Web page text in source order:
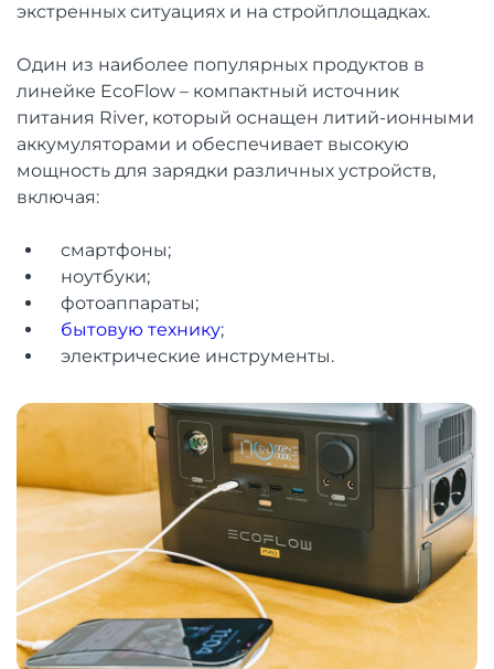
экстренных ситуациях и на стройплощадках.
Один из наиболее популярных продуктов в
линейке EcoFlow – компактный источник
питания River, который оснащен литий-ионными
аккумуляторами и обеспечивает высокую
мощность для зарядки различных устройств,
включая:
смартфоны;
ноутбуки;
фотоаппараты;
бытовую технику;
электрические инструменты.